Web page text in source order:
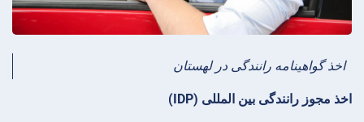
اخذ گواهینامه رانندگی در لهستان
اخذ مجوز رانندگی بین المللی (IDP)